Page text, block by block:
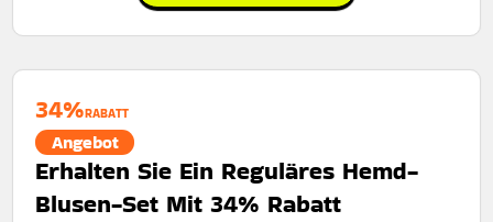
34%RABATT
Angebot
Erhalten Sie Ein Reguläres Hemd-
Blusen-Set Mit 34% Rabatt